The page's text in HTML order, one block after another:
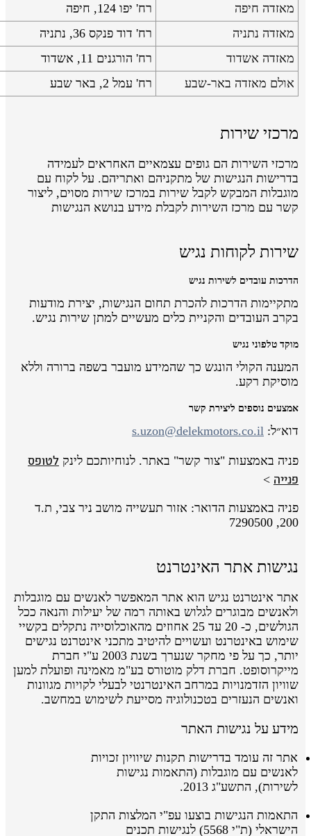
מאזדה חיפה
רח' יפו 124, חיפה
מאזדה נתניה
רח' דוד פנקס 36, נתניה
מאזדה אשדוד
רח' הורגנים 11, אשדוד
אולם מאזדה באר-שבע
רח' עמל 2, באר שבע
מרכזי שירות
מרכזי השירות הם גופים עצמאיים האחראים לעמידה
בדרישות הנגישות של מתקניהם ואתריהם. על לקוח עם
מוגבלות המבקש לקבל שירות במרכז שירות מסוים, ליצור
קשר עם מרכז השירות לקבלת מידע בנושא הנגישות
שירות לקוחות נגיש
הדרכות עובדים לשירות נגיש
מתקיימות הדרכות להכרת תחום הנגישות, יצירת מודעות
בקרב העובדים והקניית כלים מעשיים למתן שירות נגיש.
מוקד טלפוני נגיש
המענה הקולי הונגש כך שהמידע מועבר בשפה ברורה וללא
מוסיקת רקע.
אמצעים נוספים ליצירת קשר
דוא״ל: s.uzon@delekmotors.co.il
פניה באמצעות "צור קשר" באתר. לנוחיותכם לינק לטופס
פנייה >
פניה באמצעות הדואר: אזור תעשייה מושב ניר צבי, ת.ד
200, 7290500
נגישות אתר האינטרנט
אתר אינטרנט נגיש הוא אתר המאפשר לאנשים עם מוגבלות
ולאנשים מבוגרים לגלוש באותה רמה של יעילות והנאה ככל
הגולשים, כ- 20 עד 25 אחוזים מהאוכלוסייה נתקלים בקשיי
שימוש באינטרנט ועשויים להיטיב מתכני אינטרנט נגישים
יותר, כך על פי מחקר שנערך בשנת 2003 ע"י חברת
מייקרוסופט. חברת דלק מוטורס בע"מ מאמינה ופועלת למען
שוויון הזדמנויות במרחב האינטרנטי לבעלי לקויות מגוונות
ואנשים הנעזרים בטכנולוגיה מסייעת לשימוש במחשב.
מידע על נגישות האתר
אתר זה עומד בדרישות תקנות שיוויון זכויות
לאנשים עם מוגבלות (התאמות נגישות
לשירות), התשע"ג 2013.
התאמות הנגישות בוצעועפ"יהמלצות התקן
הישראלי(ת"י 5568) לנגישות תכנים